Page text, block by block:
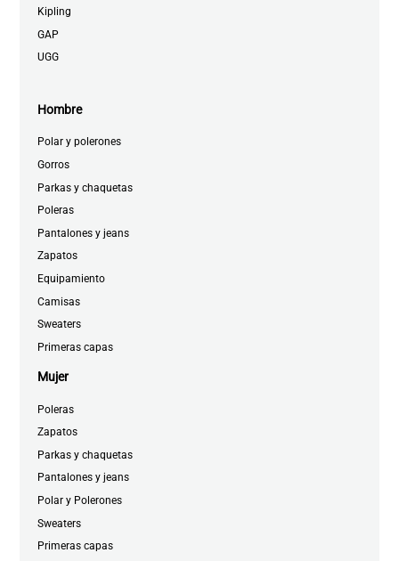
Kipling
GAP
UGG
Hombre
Polar y polerones
Gorros
Parkas y chaquetas
Poleras
Pantalones y jeans
Zapatos
Equipamiento
Camisas
Sweaters
Primeras capas
Mujer
Poleras
Zapatos
Parkas y chaquetas
Pantalones y jeans
Polar y Polerones
Sweaters
Primeras capas